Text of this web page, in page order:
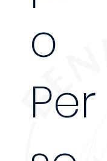
o
Per